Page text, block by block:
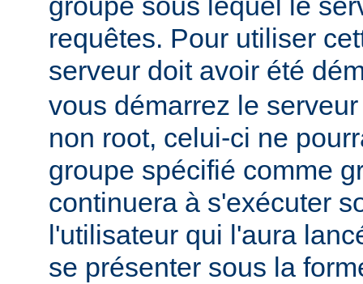
requêtes. Pour utiliser
serveur doit avoir été
vous démarrez le
non root, celui-ci ne
groupe spécifié comme
continuera à s'exécuter
l'utilisateur qui l'aura
se présenter sous la